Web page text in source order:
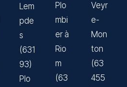
Lem
pde
s
(631
93)
Plo
Plo
mbi
er à
Rio
m
(63
Veyr
e-
Mon
ton
(63
455